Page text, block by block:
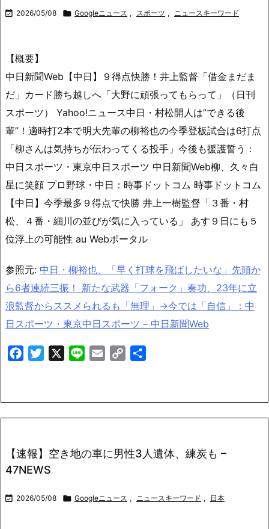
 2026/05/08  Googleニュース , スポーツ , ニュースキーワード
【概要】
中日新聞Web【中日】９得点快勝！井上監督「借金まだま
だ」カード勝ち越しへ「大野に頑張ってもらって」（日刊
スポーツ） Yahoo!ニュース中日・村松開人は”できる後
輩”！適時打2本で明大先輩の柳裕也の今季登板試合は6打点
「柳さんは気持ちが伝わってくる投手」今後も援護誓う：
中日スポーツ・東京中日スポーツ 中日新聞Web柳、久々白
星に笑顔 プロ野球・中日：時事ドットコム 時事ドットコム
【中日】今季最多９得点で快勝 井上一樹監督「３番・村
松、４番・細川の並びが気に入っている」 あす９日にも５
位浮上の可能性 au Webポータル
参照元: 中日・柳裕也、「早く打球を飛ばしたいな」先頭か
ら6者連続三振！ 新たな武器「フォーク」奏功、23年に立
浪監督からススメられるも「無理」→今では「自信」：中
日スポーツ・東京中日スポーツ – 中日新聞Web
FacebookTwitter Line Email
Copy
【速報】空き地の車に男性3人遺体、練炭も –
47NEWS
 2026/05/08  Googleニュース , ニュースキーワード , 日本